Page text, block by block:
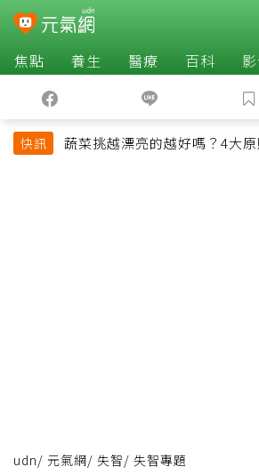
焦點 養生 醫療 百科
快訊
蔬菜挑越漂亮的越好嗎？4大
udn/ 元氣網/ 失智/ 失智專題